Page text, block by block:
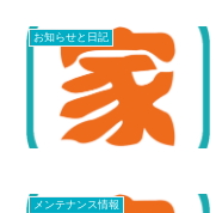
お知らせと日記
メンテナンス情報